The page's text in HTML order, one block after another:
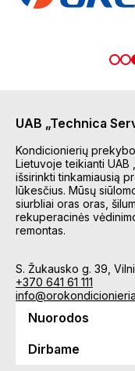
UAB „Technica
Kondicionierių
Lietuvoje teikianti UAB
išsirinkti tinkamiausią
lūkesčius. Mūsų
siurbliai oras oras,
rekuperacinės
remontas.
S. Žukausko g. 39,
+370 641 61 111
Nuorodos
Dirbame